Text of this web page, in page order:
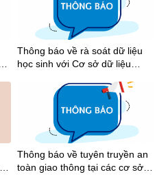
Thông báo về rà soát dữ liệu
học sinh với Cơ sở dữ liệu
Thông báo về tuyên truyền an
toàn giao thông tại các cơ sở